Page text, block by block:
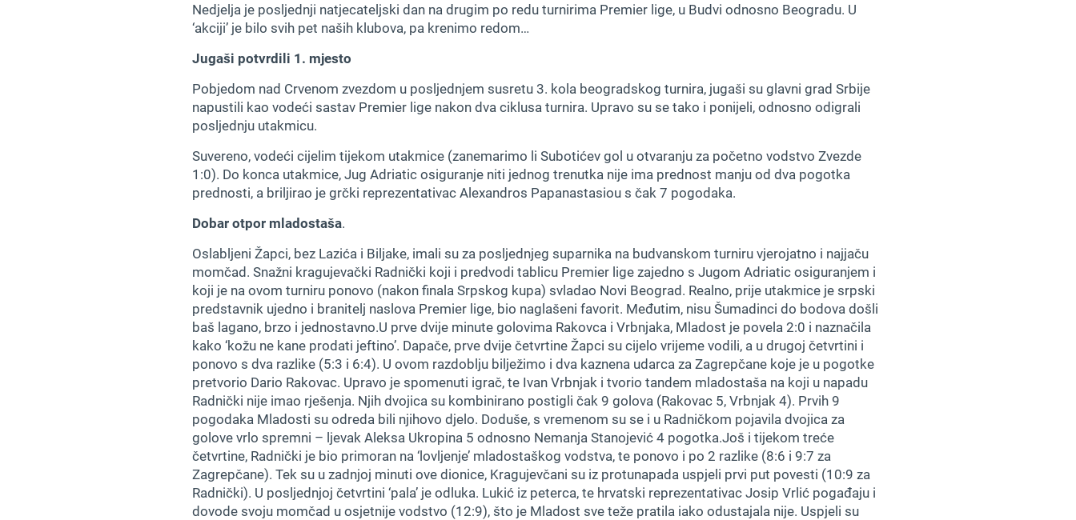
Nedjelja je posljednji natjecateljski dan na drugim po redu turnirima Premier lige, u Budvi odnosno Beogradu. U
‘akciji’ je bilo svih pet naših klubova, pa krenimo redom…
Jugaši potvrdili 1. mjesto
Pobjedom nad Crvenom zvezdom u posljednjem susretu 3. kola beogradskog turnira, jugaši su glavni grad Srbije
napustili kao vodeći sastav Premier lige nakon dva ciklusa turnira. Upravo su se tako i ponijeli, odnosno odigrali
posljednju utakmicu.
Suvereno, vodeći cijelim tijekom utakmice (zanemarimo li Subotićev gol u otvaranju za početno vodstvo Zvezde
1:0). Do konca utakmice, Jug Adriatic osiguranje niti jednog trenutka nije ima prednost manju od dva pogotka
prednosti, a briljirao je grčki reprezentativac Alexandros Papanastasiou s čak 7 pogodaka.
Dobar otpor mladostaša.
Oslabljeni Žapci, bez Lazića i Biljake, imali su za posljednjeg suparnika na budvanskom turniru vjerojatno i najjaču
momčad. Snažni kragujevački Radnički koji i predvodi tablicu Premier lige zajedno s Jugom Adriatic osiguranjem i
koji je na ovom turniru ponovo (nakon finala Srpskog kupa) svladao Novi Beograd. Realno, prije utakmice je srpski
predstavnik ujedno i branitelj naslova Premier lige, bio naglašeni favorit. Međutim, nisu Šumadinci do bodova došli
baš lagano, brzo i jednostavno.U prve dvije minute golovima Rakovca i Vrbnjaka, Mladost je povela 2:0 i naznačila
kako ‘kožu ne kane prodati jeftino’. Dapače, prve dvije četvrtine Žapci su cijelo vrijeme vodili, a u drugoj četvrtini i
ponovo s dva razlike (5:3 i 6:4). U ovom razdoblju bilježimo i dva kaznena udarca za Zagrepčane koje je u pogotke
pretvorio Dario Rakovac. Upravo je spomenuti igrač, te Ivan Vrbnjak i tvorio tandem mladostaša na koji u napadu
Radnički nije imao rješenja. Njih dvojica su kombinirano postigli čak 9 golova (Rakovac 5, Vrbnjak 4). Prvih 9
pogodaka Mladosti su odreda bili njihovo djelo. Doduše, s vremenom su se i u Radničkom pojavila dvojica za
golove vrlo spremni – ljevak Aleksa Ukropina 5 odnosno Nemanja Stanojević 4 pogotka.Još i tijekom treće
četvrtine, Radnički je bio primoran na ‘lovljenje’ mladostaškog vodstva, te ponovo i po 2 razlike (8:6 i 9:7 za
Zagrepčane). Tek su u zadnjoj minuti ove dionice, Kragujevčani su iz protunapada uspjeli prvi put povesti (10:9 za
Radnički). U posljednjoj četvrtini ‘pala’ je odluka. Lukić iz peterca, te hrvatski reprezentativac Josip Vrlić pogađaju i
dovode svoju momčad u osjetnije vodstvo (12:9), što je Mladost sve teže pratila iako odustajala nije. Uspjeli su